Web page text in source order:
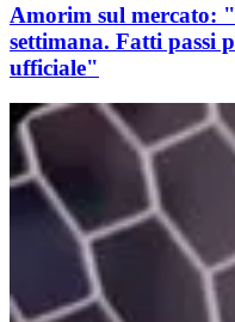
Amorim sul mercato:
settimana. Fatti passi
ufficiale"